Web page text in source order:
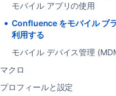
モバイル アプリの使用
Confluence をモバイル ブ
利用する
モバイル デバイス管理
マクロ
プロフィールと設定
このページでは、ご使用
のブラウザからアクセス
Confluence モバイル
て説明します。
興味がある場合は、iOS